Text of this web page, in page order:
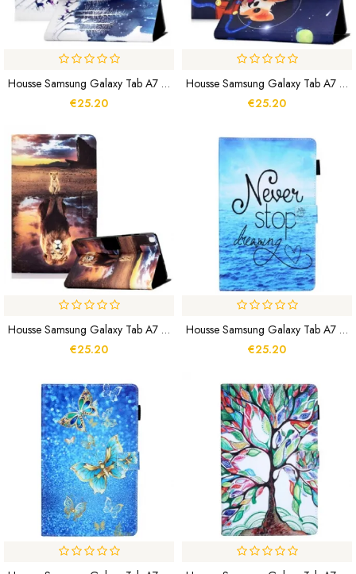
Housse Samsung Galaxy Tab A7 Lite Hiver
€25.20
Housse Samsung Galaxy Tab A7 Lite Space Dog
€25.20
Housse Samsung Galaxy Tab A7 Lite Rêve De Lionceau
€25.20
Housse Samsung Galaxy Tab A7 Lite Never Stop Dreaming
€25.20